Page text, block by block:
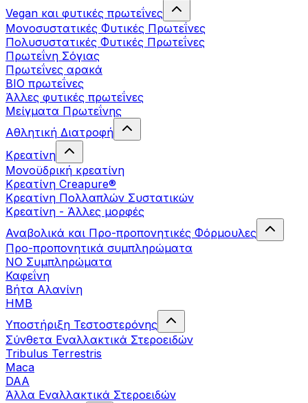
Vegan και φυτικές πρωτεΐνες
Μονοσυστατικές Φυτικές Πρωτεΐνες
Πολυσυστατικές Φυτικές Πρωτεΐνες
Πρωτεΐνη Σόγιας
Πρωτεΐνες αρακά
ΒIO πρωτεΐνες
Άλλες φυτικές πρωτεΐνες
Μείγματα Πρωτεΐνης
Αθλητική Διατροφή
Κρεατίνη
Μονοϋδρική κρεατίνη
Κρεατίνη Creapure®
Κρεατίνη Πολλαπλών Συστατικών
Κρεατίνη - Άλλες μορφές
Αναβολικά και Προ-προπονητικές Φόρμουλες
Προ-προπονητικά συμπληρώματα
ΝΟ Συμπληρώματα
Καφεΐνη
Βήτα Αλανίνη
HMB
Υποστήριξη Τεστοστερόνης
Σύνθετα Εναλλακτικά Στεροειδών
Tribulus Terrestris
Maca
DAA
Άλλα Εναλλακτικά Στεροειδών